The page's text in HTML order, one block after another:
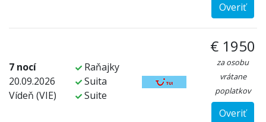
Overiť
7 nocí
20.09.2026
Vídeň (VIE)
Raňajky
Suita
Suite
€ 1950
za osobu
vrátane
poplatkov
Overiť